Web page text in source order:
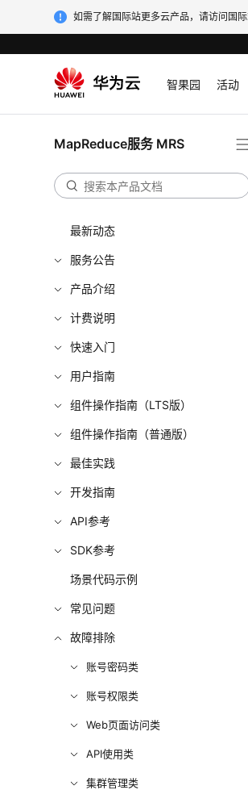
如需了解国际站更多云产品，请访问国际
智果园 活动
MapReduce服务 MRS
最新动态
服务公告
产品介绍
计费说明
快速入门
用户指南
组件操作指南（LTS版）
组件操作指南（普通版）
最佳实践
开发指南
API参考
SDK参考
场景代码示例
常见问题
故障排除
账号密码类
账号权限类
Web页面访问类
API使用类
集群管理类